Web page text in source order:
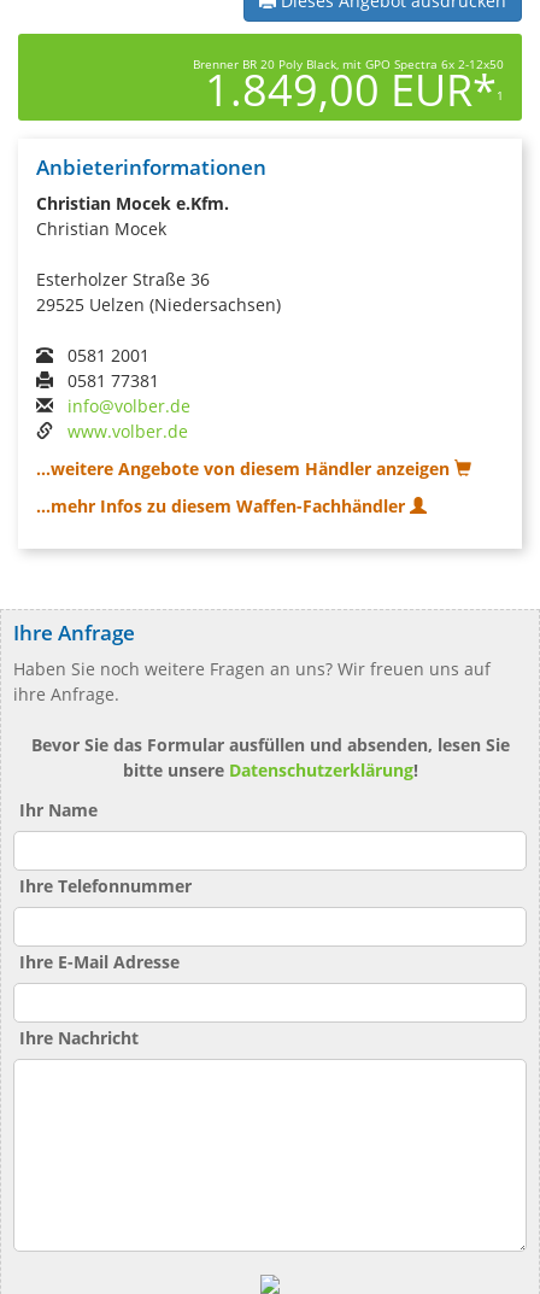
Brenner BR 20 Poly Black, mit GPO Spectra 6x 2-12x50
1.849,00 EUR*1
Anbieterinformationen
Christian Mocek e.Kfm.
Christian Mocek
Esterholzer Straße 36
29525 Uelzen (Niedersachsen)
0581 2001
0581 77381
info@volber.de
www.volber.de
...weitere Angebote von diesem Händler anzeigen
...mehr Infos zu diesem Waffen-Fachhändler
Ihre Anfrage
Haben Sie noch weitere Fragen an uns? Wir freuen uns auf
ihre Anfrage.
Bevor Sie das Formular ausfüllen und absenden, lesen Sie
bitte unsere Datenschutzerklärung!
Ihr Name
Ihre Telefonnummer
Ihre E-Mail Adresse
Ihre Nachricht